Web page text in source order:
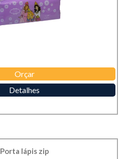
Orçar
Detalhes
Porta lápis zip